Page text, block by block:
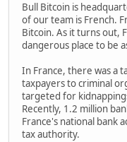
Bull Bitcoin is
of our team is French.
Bitcoin. As it turns out,
dangerous place to be
In France, there was a
taxpayers to criminal
targeted for
Recently, 1.2 million
France's national bank
tax authority.